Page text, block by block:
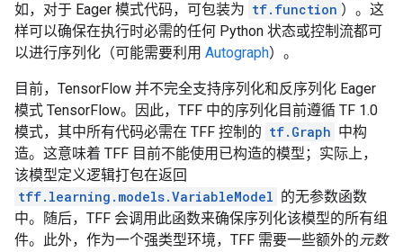
如，对于 Eager 模式代码，可包装为 tf.function ）。这
样可以确保在执行时必需的任何 Python 状态或控制流都可
以进行序列化（可能需要利用 Autograph）。
目前，TensorFlow 并不完全支持序列化和反序列化 Eager
模式 TensorFlow。因此，TFF 中的序列化目前遵循 TF 1.0
模式，其中所有代码必需在 TFF 控制的 tf.Graph 中构
造。这意味着 TFF 目前不能使用已构造的模型；实际上，
该模型定义逻辑打包在返回
tff.learning.models.VariableModel 的无参数函数
中。随后，TFF 会调用此函数来确保序列化该模型的所有组
件。此外，作为一个强类型环境，TFF 需要一些额外的元数